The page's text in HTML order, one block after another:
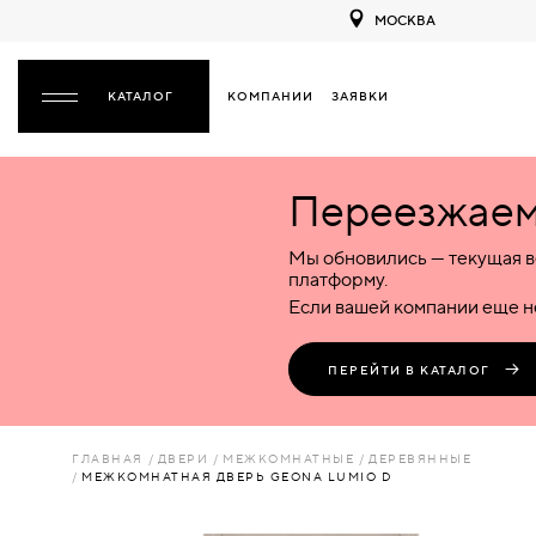
МОСКВА
КОМПАНИИ ЗАЯВКИ
НАЗАД
ПЛАСТИКОВЫЕ
КОМБИНИРОВАННЫЕ
ЛЮКИ
Межкомнатные
Деревянные
Пластиковые
Комбинированные
Входные
Металлические
Пластиковые
Стеклянные
Комбинированные
Специализированные
Металлические
Пластиковые
Стеклянные
Комбинированные
Мы обновились — текущая
платформу.
Если вашей компании еще
ПЕРЕЙТИ В КАТАЛОГ
ГЛАВНАЯ ДВЕРИ МЕЖКОМНАТНЫЕ
ДЕРЕВЯННЫЕ
МЕЖКОМНАТНАЯ ДВЕРЬ GEONA LUMIO D